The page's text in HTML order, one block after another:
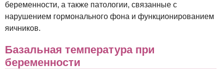
беременности, а также патологии, связанные с
нарушением гормонального фона и функционированием
яичников.
Базальная температура при
беременности